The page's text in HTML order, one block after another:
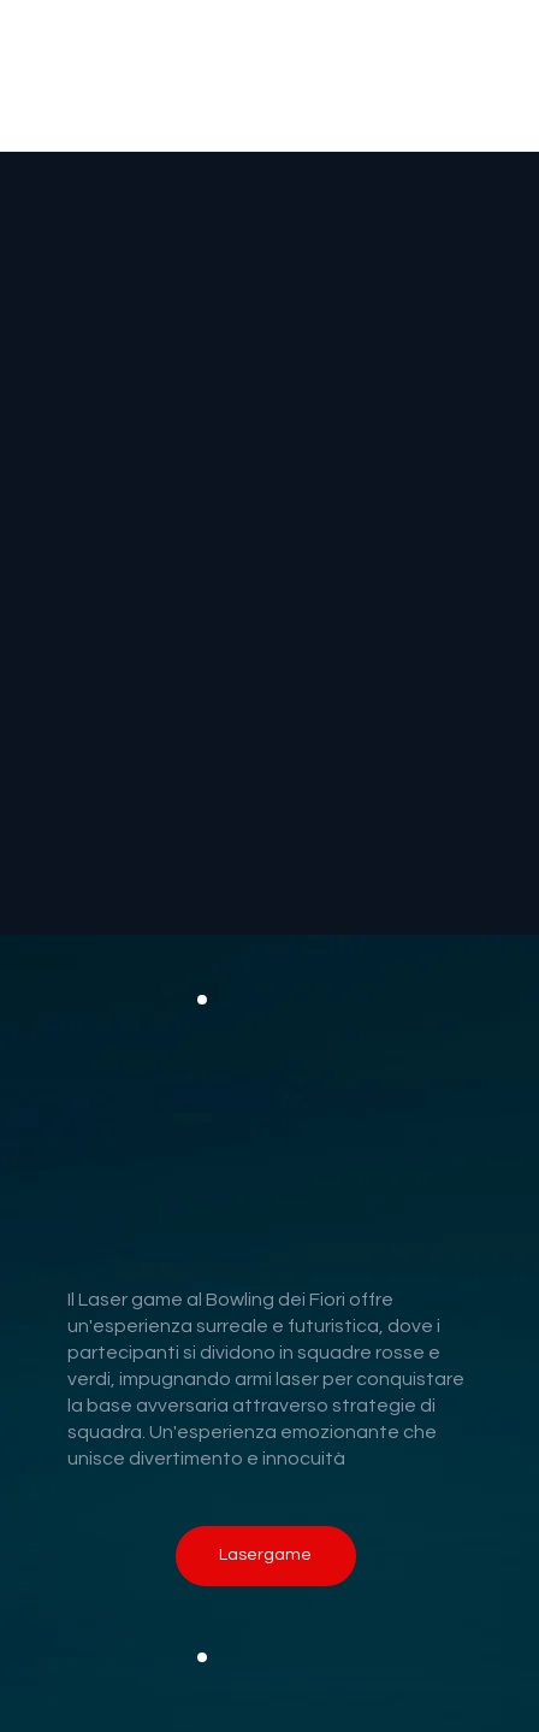
Il Laser game al Bowling dei Fiori offre
un'esperienza surreale e futuristica, dove i
partecipanti si dividono in squadre rosse e
verdi, impugnando armi laser per conquistare
la base avversaria attraverso strategie di
squadra. Un'esperienza emozionante che
unisce divertimento e innocuità
Lasergame